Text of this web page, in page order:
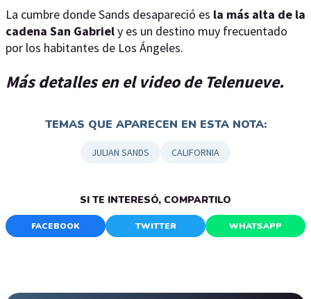
La cumbre donde Sands desapareció es la más alta de la
cadena San Gabriely es un destino muy frecuentado
por los habitantes de Los Ángeles.
Más detalles en el video de Telenueve.
TEMAS QUE APARECEN EN ESTA NOTA:
JULIAN SANDS CALIFORNIA
SI TE INTERESÓ, COMPARTILO
FACEBOOK TWITTER WHATSAPP